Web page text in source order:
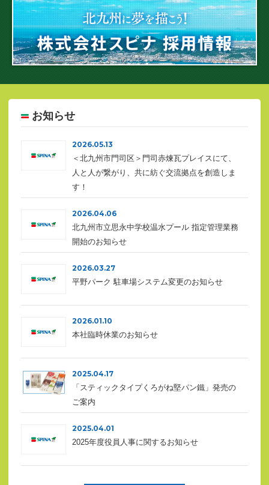
お知らせ
2026.05.13
＜北九州市門司区＞門司赤煉瓦プレイスにて、
人と人が繋がり、共に紡ぐ交流拠点を創造しま
す！
2026.04.06
北九州市立思永中学校温水プール 指定管理業務
開始のお知らせ
2026.03.27
平野パーク 駐車場システム変更のお知らせ
2026.01.10
本社臨時休業のお知らせ
2025.04.17
「スティックタイプくろがね堅パン鐵」発売の
ご案内
2025.04.01
2025年度役員人事に関するお知らせ